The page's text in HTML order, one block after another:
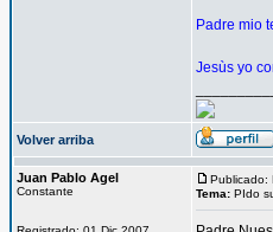
Padre mio
Jesùs yo
Volver arriba
Juan Pablo Agel
Constante
Publicado:
Tema: PIdo